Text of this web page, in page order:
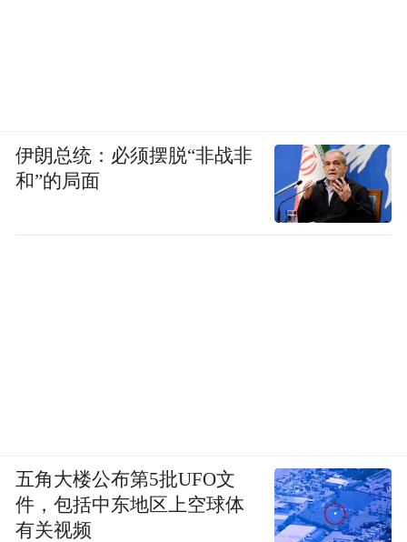
伊朗总统：必须摆脱“非战非
和”的局面
五角大楼公布第5批UFO文
件，包括中东地区上空球体
有关视频